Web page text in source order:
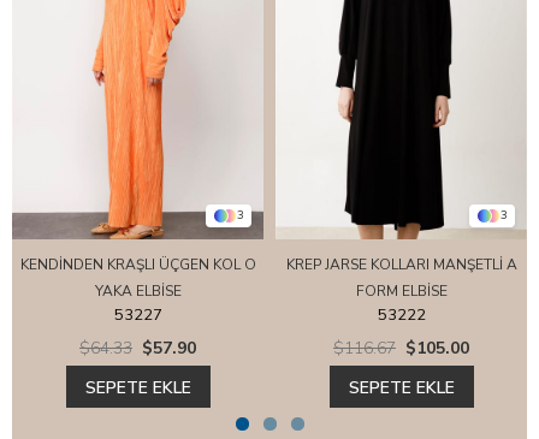
3
KENDİNDEN KRAŞLI ÜÇGEN KOL O
YAKA ELBİSE
53227
$57.90
$64.33
SEPETE EKLE
3
KREP JARSE KOLLARI MANŞETLİ A
FORM ELBİSE
53222
$105.00
$116.67
SEPETE EKLE